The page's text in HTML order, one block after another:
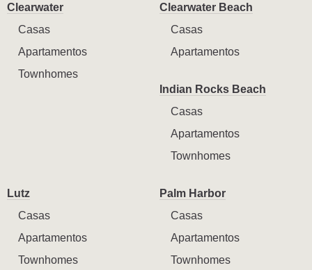
Clearwater
Casas
Apartamentos
Townhomes
Clearwater Beach
Casas
Apartamentos
Indian Rocks Beach
Casas
Apartamentos
Townhomes
Lutz
Casas
Apartamentos
Townhomes
Palm Harbor
Casas
Apartamentos
Townhomes